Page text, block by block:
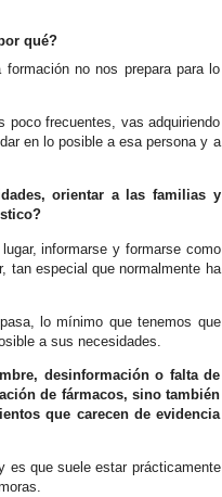
qué?
no nos prepara para lo
poco frecuentes, vas adquiriendo
en lo posible a esa persona y a
orientar a las familias y
informarse y formarse como
tan especial que normalmente ha
lo mínimo que tenemos que
a sus necesidades.
desinformación o falta de
de fármacos, sino también
que carecen de evidencia
es que suele estar prácticamente